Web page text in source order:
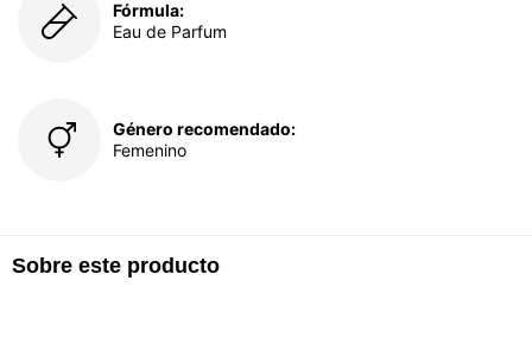
Fórmula:
Eau de Parfum
Género recomendado:
Femenino
Sobre este producto